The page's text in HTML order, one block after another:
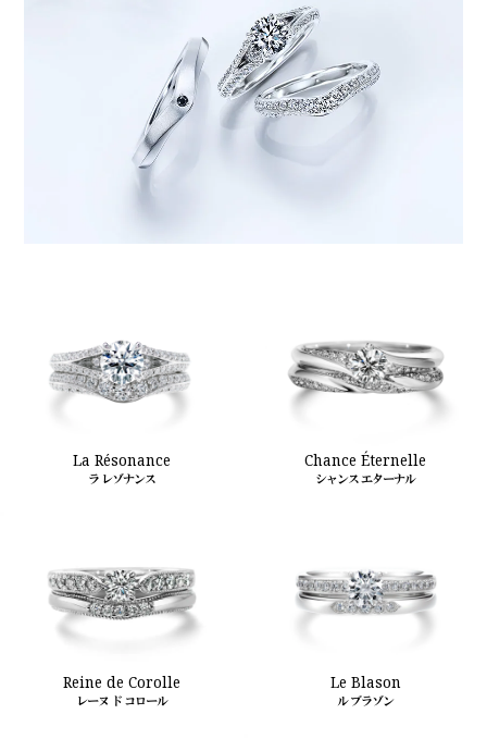
La Résonance
ラ レゾナンス
Chance Éternelle
シャンス エターナル
Reine de Corolle
レーヌ ド コロール
Le Blason
ル ブラゾン